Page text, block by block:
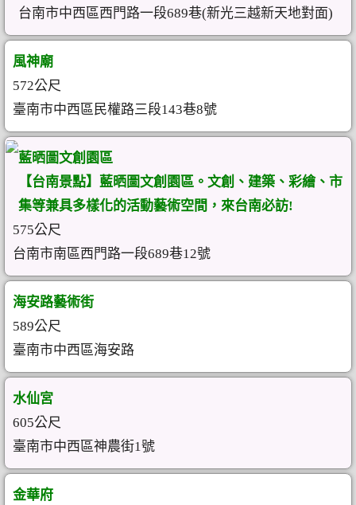
台南市中西區西門路一段689巷(新光三越新天地對面)
風神廟
572公尺
臺南市中西區民權路三段143巷8號
藍晒圖文創園區
【台南景點】藍晒圖文創園區。文創、建築、彩繪、市
集等兼具多樣化的活動藝術空間，來台南必訪!
575公尺
台南市南區西門路一段689巷12號
海安路藝術街
589公尺
臺南市中西區海安路
水仙宮
605公尺
臺南市中西區神農街1號
金華府